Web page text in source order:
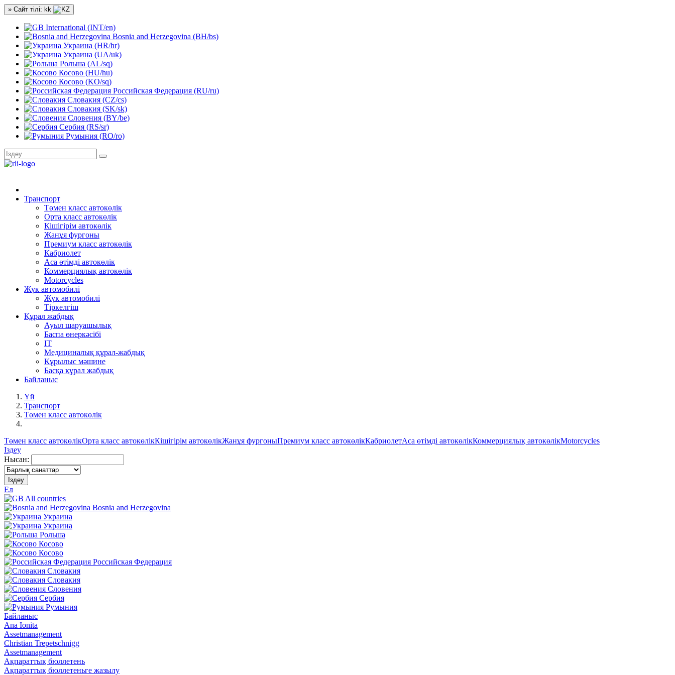
» Сайт тілі: kk
International (INT/en)
Bosnia and Herzegovina (BH/bs)
Украина (HR/hr)
Украина (UA/uk)
Рольша (AL/sq)
Косово (HU/hu)
Косово (KO/sq)
Российская Федерация (RU/ru)
Словакия (CZ/cs)
Словакия (SK/sk)
Словения (BY/be)
Сербия (RS/sr)
Румыния (RO/ro)
Транспорт
Төмен класс автокөлік
Орта класс автокөлік
Кішігірім автокөлік
Жанұя фургоны
Премиум класс автокөлік
Кабриолет
Аса өтімді автокөлік
Коммерциялық автокөлік
Motorcycles
Жүк автомобилі
Жүк автомобилі
Тіркелгіш
Құрал жабдық
Ауыл шаруашылық
Баспа өнеркәсібі
IT
Медициналық құрал-жабдық
Кұрылыс мәшине
Басқа құрал жабдық
Байланыс
Үй
Транспорт
Төмен класс автокөлік
Төмен класс автокөлікОрта класс автокөлікКішігірім автокөлікЖанұя фургоныПремиум класс автокөлікКабриолетАса өтімді автокөлікКоммерциялық автокөлікMotorcycles
Іздеу
Нысан:
Іздеу
Ел
All countries
Bosnia and Herzegovina
Украина
Украина
Рольша
Косово
Косово
Российская Федерация
Словакия
Словакия
Словения
Сербия
Румыния
Байланыс
Ana Ionita
Assetmanagement
Christian Trepetschnigg
Assetmanagement
Ақпараттық бюллетень
Ақпараттық бюллетеньге жазылу